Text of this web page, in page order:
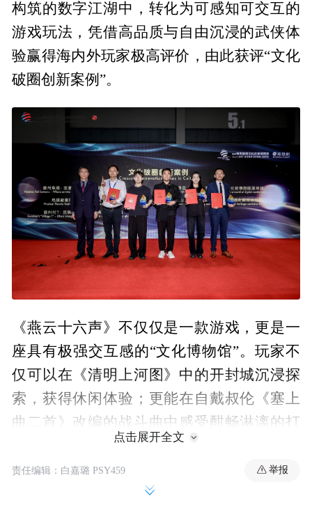
构筑的数字江湖中，转化为可感知可交互的
游戏玩法，凭借高品质与自由沉浸的武侠体
验赢得海内外玩家极高评价，由此获评“文化
破圈创新案例”。
《燕云十六声》不仅仅是一款游戏，更是一
座具有极强交互感的“文化博物馆”。玩家不
仅可以在《清明上河图》中的开封城沉浸探
索，获得休闲体验；更能在自戴叔伦《塞上
曲二首》改编的战斗曲中感受酣畅淋漓的打
击体验。从“数字开封”的历史复原到多种非
遗的玩法交互，《燕云十六声》将玩家对文
化的体验从“观看”转变为“参与”，让海内外
点击展开全文
责任编辑：白嘉璐 PSY459 举报